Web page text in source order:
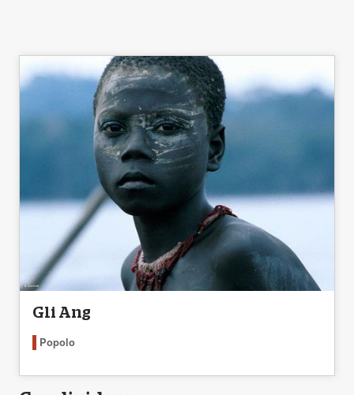
Gli Ang
Popolo